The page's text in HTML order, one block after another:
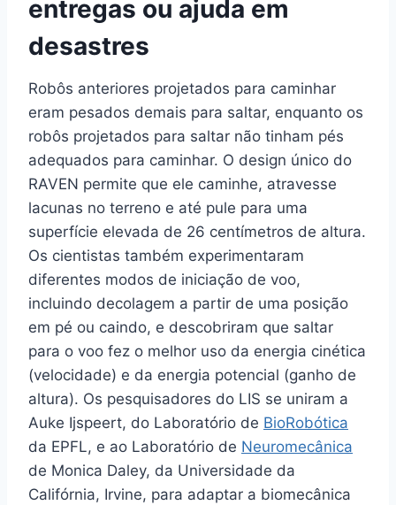
entregas ou ajuda em
desastres
Robôs anteriores projetados para caminhar
eram pesados demais para saltar, enquanto os
robôs projetados para saltar não tinham pés
adequados para caminhar. O design único do
RAVEN permite que ele caminhe, atravesse
lacunas no terreno e até pule para uma
superfície elevada de 26 centímetros de altura.
Os cientistas também experimentaram
diferentes modos de iniciação de voo,
incluindo decolagem a partir de uma posição
em pé ou caindo, e descobriram que saltar
para o voo fez o melhor uso da energia cinética
(velocidade) e da energia potencial (ganho de
altura). Os pesquisadores do LIS se uniram a
Auke Ijspeert, do Laboratório de BioRobótica
da EPFL, e ao Laboratório de Neuromecânica
de Monica Daley, da Universidade da
Califórnia, Irvine, para adaptar a biomecânica